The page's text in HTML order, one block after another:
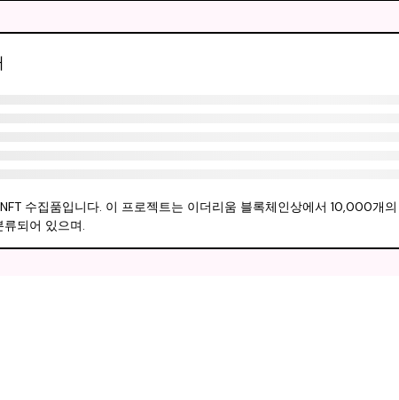
수집품입니다. 이 프로젝트는 이더리움 블록체인상에서 10,000개
되어 있으며.